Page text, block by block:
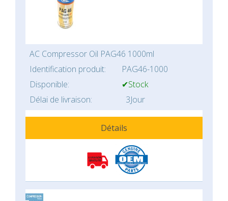
AC Compressor Oil PAG46 1000ml
Identification produit:
PAG46-1000
Disponible:
✔Stock
Délai de livraison:
3Jour
Détails